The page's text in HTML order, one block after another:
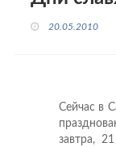
20.05.2010
Сейчас в
завтра,